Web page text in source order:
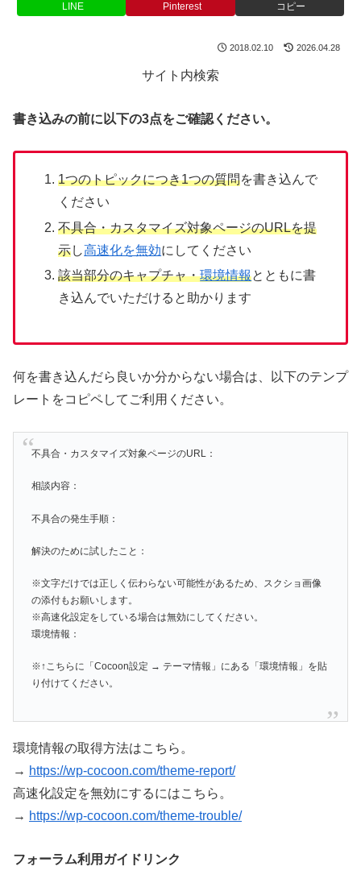
LINE Pinterest コピー
2018.02.10 2026.04.28
サイト内検索
書き込みの前に以下の3点をご確認ください。
1つのトピックにつき1つの質問を書き込んで
ください
不具合・カスタマイズ対象ページのURLを提
示し高速化を無効にしてください
該当部分のキャプチャ・環境情報とともに書
き込んでいただけると助かります
何を書き込んだら良いか分からない場合は、以下のテンプ
レートをコピペしてご利用ください。
不具合・カスタマイズ対象ページのURL：
相談内容：
不具合の発生手順：
解決のために試したこと：
※文字だけでは正しく伝わらない可能性があるため、スクショ画像
の添付もお願いします。
※高速化設定をしている場合は無効にしてください。
環境情報：
※↑こちらに「Cocoon設定 → テーマ情報」にある「環境情報」を貼
り付けてください。
環境情報の取得方法はこちら。
→ https://wp-cocoon.com/theme-report/
高速化設定を無効にするにはこちら。
→ https://wp-cocoon.com/theme-trouble/
フォーラム利用ガイドリンク